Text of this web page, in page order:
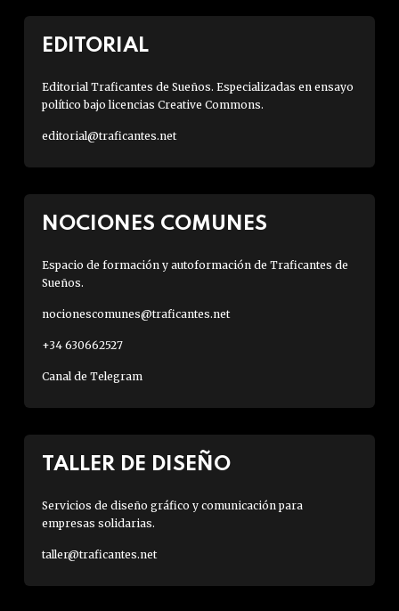
EDITORIAL
Editorial Traficantes de Sueños. Especializadas en ensayo
político bajo licencias Creative Commons.
editorial@traficantes.net
NOCIONES COMUNES
Espacio de formación y autoformación de Traficantes de
Sueños.
nocionescomunes@traficantes.net
+34 630662527
Canal de Telegram
TALLER DE DISEÑO
Servicios de diseño gráfico y comunicación para
empresas solidarias.
taller@traficantes.net